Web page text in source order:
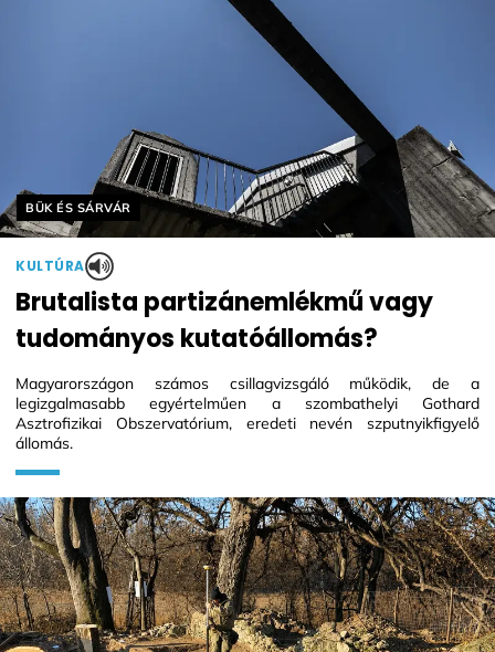
Helyszín címkék:
BÜK ÉS SÁRVÁR
KULTÚRA
Brutalista partizánemlékmű vagy
tudományos kutatóállomás?
Magyarországon számos csillagvizsgáló működik, de a
legizgalmasabb egyértelműen a szombathelyi Gothard
Asztrofizikai Obszervatórium, eredeti nevén szputnyikfigyelő
állomás.